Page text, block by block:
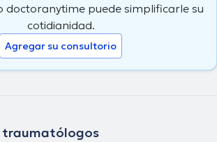
doctoranytime puede simplificarle su
cotidianidad.
Agregar su consultorio
traumatólogos